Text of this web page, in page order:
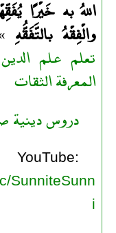
اللهُ به خَيْرًا
والْفِقْهُ بالتَّفَقُّهِ
تعلم علم
المعرفة الثقات
دروس دينية
YouTube:
SunniteSunn
i